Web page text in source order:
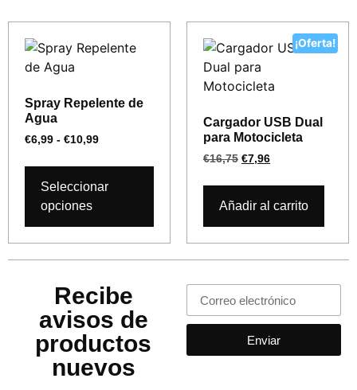
Spray Repelente de
Agua
€6,99 - €10,99
Seleccionar
opciones
¡Oferta!
Cargador USB Dual
para Motocicleta
€16,75 €7,96
Añadir al carrito
Recibe
avisos de
productos
nuevos
Enviar